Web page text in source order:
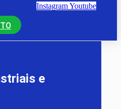
InstagramYoutube
e